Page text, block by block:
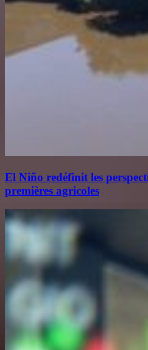
El Niño redéfinit les
premières agricoles